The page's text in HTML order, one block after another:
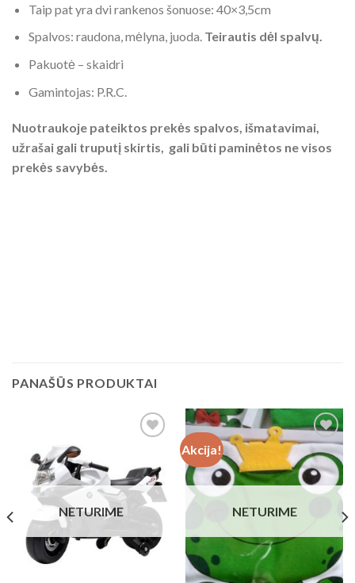
Taip pat yra dvi rankenos šonuose: 40×3,5cm
Spalvos: raudona, mėlyna, juoda. Teirautis dėl spalvų.
Pakuotė – skaidri
Gamintojas: P.R.C.
Nuotraukoje pateiktos prekės spalvos, išmatavimai,
užrašai gali truputį skirtis, gali būti paminėtos ne visos
prekės savybės.
PANAŠŪS PRODUKTAI
NETURIME
Akcija!
Add to
Wishlist
NETURIME